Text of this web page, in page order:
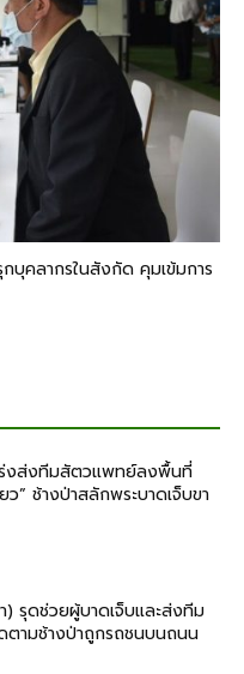
บุคลากรในสังกัด คุมเข้มการ
ร่งส่งทีมสัตวแพทย์ลงพื้นที่
” ช้างป่าสลักพระบาดเจ็บขา
) รุดช่วยผู้บาดเจ็บและส่งทีม
ดตามช้างป่าถูกรถชนบนถนน